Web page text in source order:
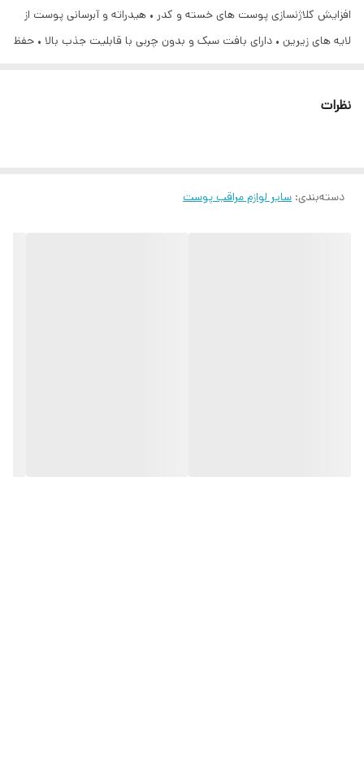
افزایش کلاژنسازی پوست های خسته و کدر • هیدراته و آبرسانی پوست از
لایه های زیرین • دارای بافت سبک و بدون چربی با قابلیت جذب بالا • حفظ
نظرات
دسته‌بندی: سایر لوازم مراقب پوست